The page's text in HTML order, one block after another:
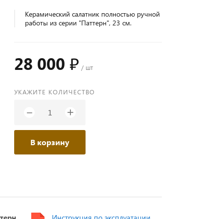
Керамический салатник полностью ручной
работы из серии "Паттерн", 23 см.
28 000 ₽ / шт
УКАЖИТЕ КОЛИЧЕСТВО
− +
В корзину